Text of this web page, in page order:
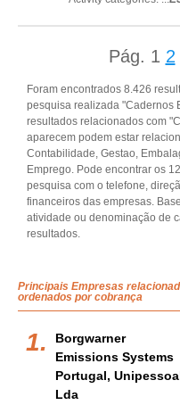
Pág. 1 2
Foram encontrados 8.426
pesquisa realizada "Cadernos
resultados relacionados com
aparecem podem estar
Contabilidade, Gestao,
Emprego. Pode encontrar os
pesquisa com o telefone,
financeiros das empresas.
atividade ou denominação de
resultados.
Principais Empresas
ordenados por cobrança
Borgwarner
Emissions Systems
Portugal,
Lda